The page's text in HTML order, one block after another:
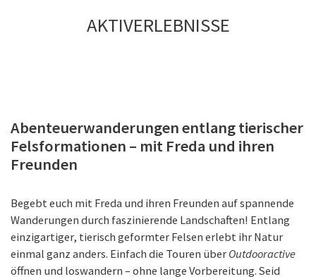
AKTIVERLEBNISSE
Abenteuerwanderungen entlang tierischer
Felsformationen – mit Freda und ihren
Freunden
Begebt euch mit Freda und ihren Freunden auf spannende
Wanderungen durch faszinierende Landschaften! Entlang
einzigartiger, tierisch geformter Felsen erlebt ihr Natur
einmal ganz anders. Einfach die Touren über Outdooractive
öffnen und loswandern – ohne lange Vorbereitung. Seid